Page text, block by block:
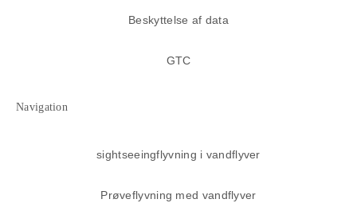
Beskyttelse af data
GTC
Navigation
sightseeingflyvning i vandflyver
Prøveflyvning med vandflyver